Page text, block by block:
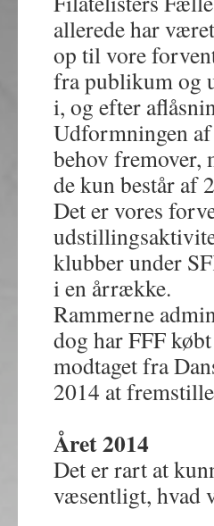
allerede har
op til vore
fra publikum og
i, og efter
Udformningen
behov fremover,
de kun består af
Det er vores
klubber under
i en årrække.
Rammerne
dog har FFF
modtaget fra
2014 at
Året 2014
Det er rart at
væsentligt, hvad